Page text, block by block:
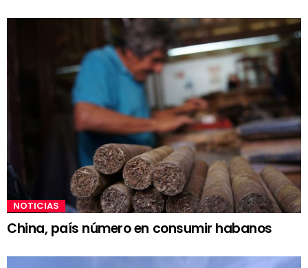
NOTICIAS
China, país número en consumir habanos